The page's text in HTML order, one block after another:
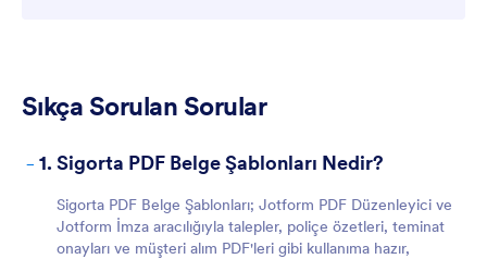
Müşteriler için
Sıkça Sorulan Sorular
- 1. Sigorta PDF Belge Şablonları Nedir?
Sigorta PDF Belge Şablonları; Jotform PDF Düzenleyici ve
Jotform İmza aracılığıyla talepler, poliçe özetleri, teminat
onayları ve müşteri alım PDF'leri gibi kullanıma hazır,